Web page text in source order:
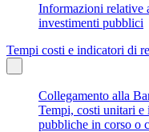
Informazioni relative
investimenti pubblici
Tempi costi e indicatori di
Collegamento alla
Tempi, costi unitari e
pubbliche in corso o